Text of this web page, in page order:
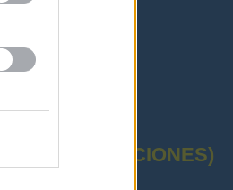
(OPOSICIONES)